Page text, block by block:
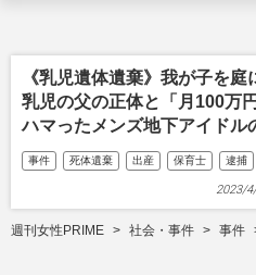
《乳児遺体遺棄》我が子を庭
乳児の父の正体と「月100万
ハマったメンズ地下アイドル
事件 死体遺棄 出産 保育士 逮捕
2023/
週刊女性PRIME 社会・事件 事件